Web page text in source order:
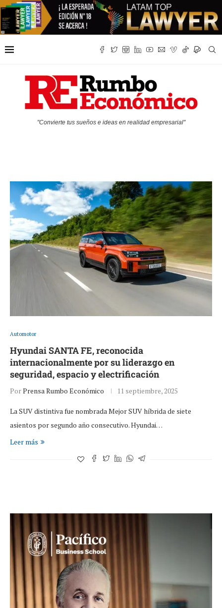
"Convierte tus sueños e ideas en realidad empresarial"
Automotor
Hyundai SANTA FE, reconocida
internacionalmente por su liderazgo en
seguridad, espacio y electrificación
PorPrensa Rumbo Económico 11 septiembre, 2025
La SUV distintiva fue nombrada Mejor SUV híbrida de siete
asientos por segundo año consecutivo. Hyundai…
Leer más